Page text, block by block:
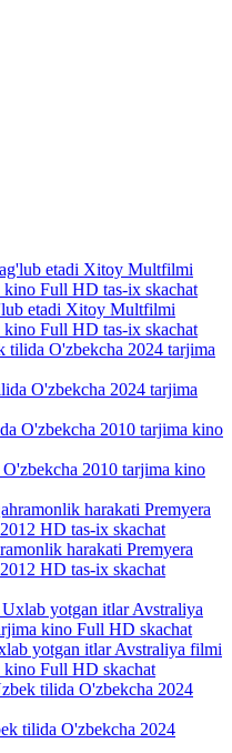
etadi Xitoy Multfilmi
Full HD tas-ix skachat
O'zbekcha 2024 tarjima
2010 tarjima kino
harakati Premyera
HD tas-ix skachat
yotgan itlar Avstraliya filmi
kino Full HD skachat
tilida O'zbekcha 2024